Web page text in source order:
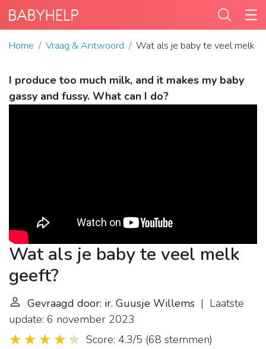
Home Vraag & Antwoord Wat als je baby te veel melk
I produce too much milk, and it makes my baby
gassy and fussy. What can I do?
Wat als je baby te veel melk
geeft?
Gevraagd door: ir. Guusje Willems | Laatste
update: 6 november 2023
Score: 4.3/5 (68 stemmen)